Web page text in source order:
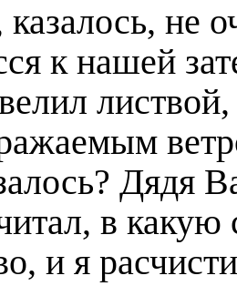
казалось, не
к нашей
листвой,
Дядя
в какую
и я